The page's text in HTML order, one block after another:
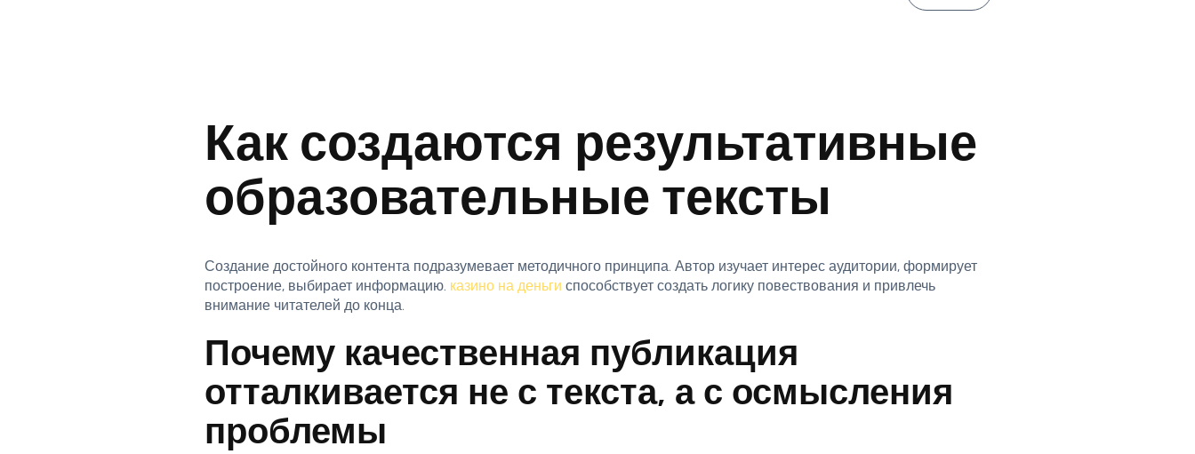
Как создаются результативные
образовательные тексты
Создание достойного контента подразумевает методичного принципа. Автор изучает интерес аудитории, формирует
построение, выбирает информацию. казино на деньги способствует создать логику повествования и привлечь
внимание читателей до конца.
Почему качественная публикация
отталкивается не с текста, а с осмысления
проблемы